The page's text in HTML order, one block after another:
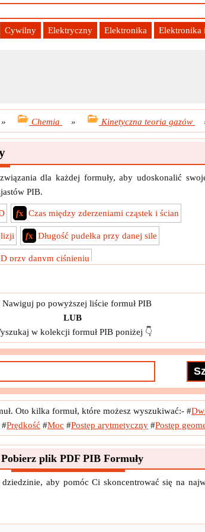
Cywilny Elektryczny Elektronika Elektronika
» Chemia » Kinetyczna teoria gazów
dla każdej formuły, aby udoskonalić
PIB.
fx Czas między zderzeniami cząstek i ścian
fx Długość pudełka przy danej sile
przy danym ciśnieniu
kinetycznej obu gazów
Liczba moli podanych Energia kinetyczna
gazu w 1D przy danym ciśnieniu
2D przy danym ciśnieniu
3D przy danym ciśnieniu
fx Prędkość cząsteczki gazu przy danej sile
fx Prędkość cząstek w pudełku 3D
ścianie pudełka
Nawiguj po powyższej liście formuł PIB
LUB
w kolekcji formuł PIB poniżej 👇
Oto kilka formuł, które możesz wyszukiwać:- #
#Prędkość #Moc #Postęp arytmetyczny #Postęp
Pobierz plik PDF PIB Formuły
aby pomóc Ci skoncentrować się na